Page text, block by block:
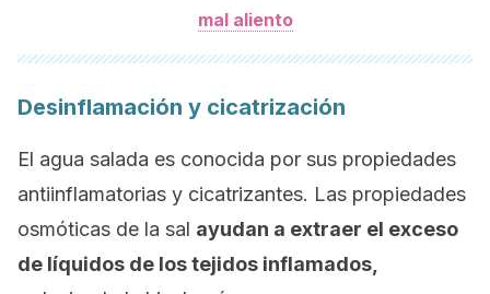
mal aliento
Desinflamación y cicatrización
El agua salada es conocida por sus propiedades
antiinflamatorias y cicatrizantes. Las propiedades
osmóticas de la sal ayudan a extraer el exceso
de líquidos de los tejidos inflamados,